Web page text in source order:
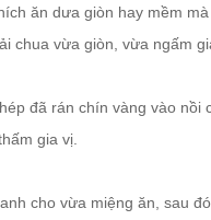
ăn dưa giòn hay mềm
chua vừa giòn, vừa ngấm
đã rán chín vàng vào
gia vị.
cho vừa miệng ăn, sau